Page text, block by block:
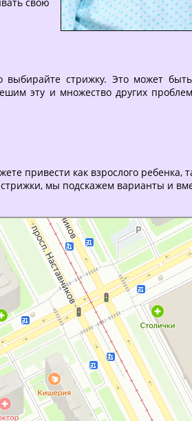
стрижку. Это может
эту и множество других
привести как взрослого ребенка,
мы подскажем варианты и